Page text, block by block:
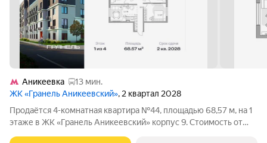
Аникеевка
13 мин.
ЖК «Гранель Аникеевский», 2 квартал 2028
Продаётся 4-комнатная квартира №44, площадью 68,57 м, на 1
этаже в ЖК «Гранель Аникеевский» корпус 9. Стоимость от